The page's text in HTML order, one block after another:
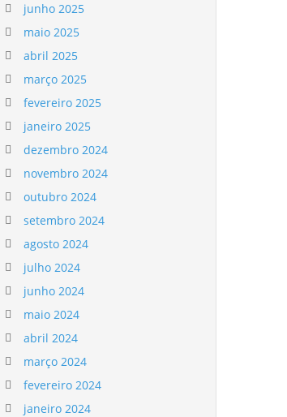
junho 2025
maio 2025
abril 2025
março 2025
fevereiro 2025
janeiro 2025
dezembro 2024
novembro 2024
outubro 2024
setembro 2024
agosto 2024
julho 2024
junho 2024
maio 2024
abril 2024
março 2024
fevereiro 2024
janeiro 2024